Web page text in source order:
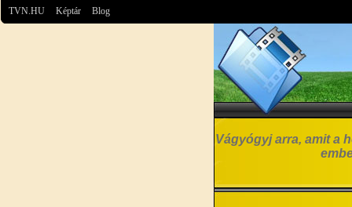
TVN.HU Képtár Blog
Vágyógyj arra, amit a